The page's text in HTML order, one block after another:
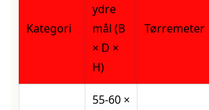
Kategori
ydre
mål (B
× D ×
H)
Tørremeter
55-60 ×